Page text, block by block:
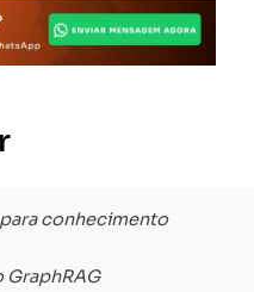
conhecimento
GraphRAG